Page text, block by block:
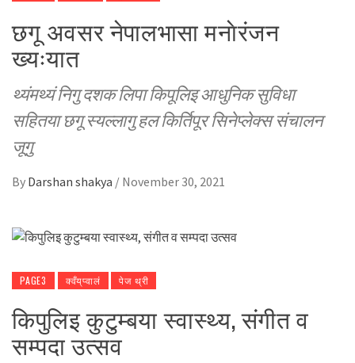
छगू अवसर नेपालभासा मनाेरंजन
ख्यःयात
थ्यंमथ्यं निगु दशक लिपा किपूलिइ आधुनिक सुविधा
सहितया छगू स्यल्लागु हल किर्तिपूर सिनेप्लेक्स संचालन
जूगु
By Darshan shakya / November 30, 2021
PAGE3 क्वँय्‌प्वालं पेज थ्री
किपुलिइ कुटुम्बया स्वास्थ्य, संगीत व
सम्पदा उत्सव